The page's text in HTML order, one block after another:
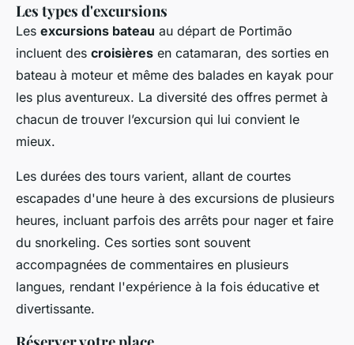
Les types d'excursions
Les excursions bateau au départ de Portimão
incluent des croisières en catamaran, des sorties en
bateau à moteur et même des balades en kayak pour
les plus aventureux. La diversité des offres permet à
chacun de trouver l’excursion qui lui convient le
mieux.
Les durées des tours varient, allant de courtes
escapades d'une heure à des excursions de plusieurs
heures, incluant parfois des arrêts pour nager et faire
du snorkeling. Ces sorties sont souvent
accompagnées de commentaires en plusieurs
langues, rendant l'expérience à la fois éducative et
divertissante.